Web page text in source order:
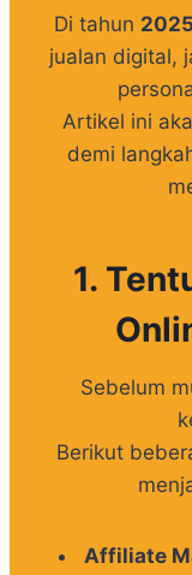
Di tahun 2025
jualan digital,
Artikel ini
demi
1.
Sebelum
Berikut
Affiliate